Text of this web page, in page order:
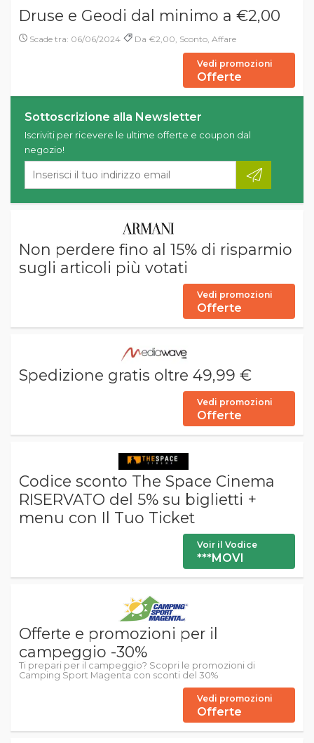
Druse e Geodi dal minimo a €2,00
Scade tra: 06/06/2024 Da €2,00, Sconto, Affare
Vedi promozioni
Offerte
Sottoscrizione alla Newsletter
Iscriviti per ricevere le ultime offerte e coupon dal
negozio!
Non perdere fino al 15% di risparmio
sugli articoli più votati
Vedi promozioni
Offerte
Spedizione gratis oltre 49,99 €
Vedi promozioni
Offerte
Codice sconto The Space Cinema
RISERVATO del 5% su biglietti +
menu con Il Tuo Ticket
Voir il Vodice
***MOVI
Offerte e promozioni per il
campeggio -30%
Ti prepari per il campeggio? Scopri le promozioni di
Camping Sport Magenta con sconti del 30%
Vedi promozioni
Offerte